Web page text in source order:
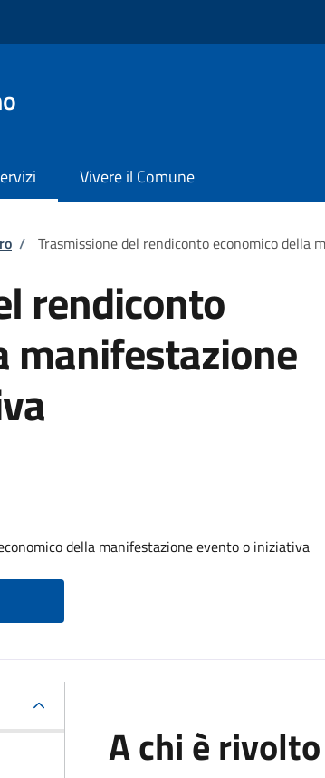
Vivere il Comune
/ Trasmissione del rendiconto economico della
rendiconto
manifestazione
della manifestazione evento o iniziativa
A chi è rivolto